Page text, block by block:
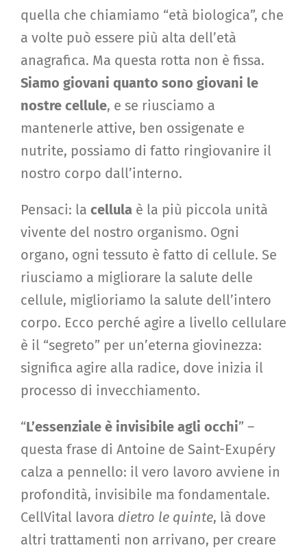
quella che chiamiamo “età biologica”, che
a volte può essere più alta dell’età
anagrafica. Ma questa rotta non è fissa.
Siamo giovani quanto sono giovani le
nostre cellule, e se riusciamo a
mantenerle attive, ben ossigenate e
nutrite, possiamo di fatto ringiovanire il
nostro corpo dall’interno.
Pensaci: la cellulaè la più piccola unità
vivente del nostro organismo. Ogni
organo, ogni tessuto è fatto di cellule. Se
riusciamo a migliorare la salute delle
cellule, miglioriamo la salute dell’intero
corpo. Ecco perché agire a livello cellulare
è il “segreto” per un’eterna giovinezza:
significa agire alla radice, dove inizia il
processo di invecchiamento.
“L’essenziale è invisibile agli occhi” –
questa frase di Antoine de Saint-Exupéry
calza a pennello: il vero lavoro avviene in
profondità, invisibile ma fondamentale.
CellVital lavora dietro le quinte, là dove
altri trattamenti non arrivano, per creare